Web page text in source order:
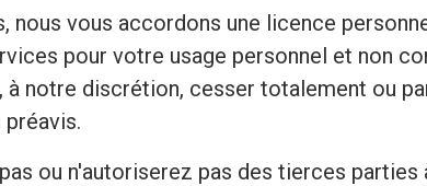
nous vous accordons une licence
pour votre usage personnel et non
à notre discrétion, cesser totalement ou
ou n'autoriserez pas des tierces parties